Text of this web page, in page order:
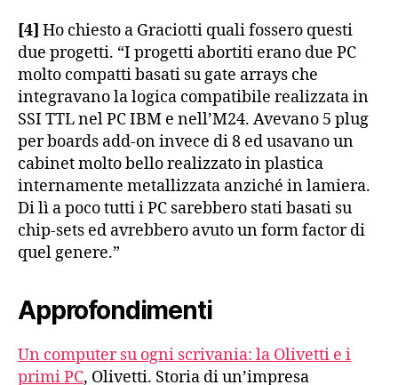
[4] Ho chiesto a Graciotti quali fossero questi
due progetti. “I progetti abortiti erano due PC
molto compatti basati su gate arrays che
integravano la logica compatibile realizzata in
SSI TTL nel PC IBM e nell’M24. Avevano 5 plug
per boards add-on invece di 8 ed usavano un
cabinet molto bello realizzato in plastica
internamente metallizzata anziché in lamiera.
Di lì a poco tutti i PC sarebbero stati basati su
chip-sets ed avrebbero avuto un form factor di
quel genere.”
Approfondimenti
Un computer su ogni scrivania: la Olivetti e i
primi PC, Olivetti. Storia di un’impresa